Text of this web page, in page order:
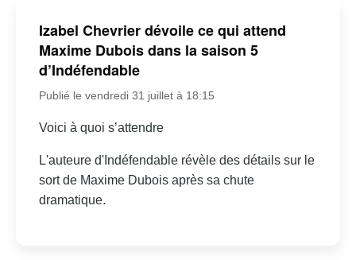
Izabel Chevrier dévoile ce qui attend
Maxime Dubois dans la saison 5
d’Indéfendable
Publié le vendredi 31 juillet à 18:15
Voici à quoi s’attendre
L'auteure d'Indéfendable révèle des détails sur le
sort de Maxime Dubois après sa chute
dramatique.